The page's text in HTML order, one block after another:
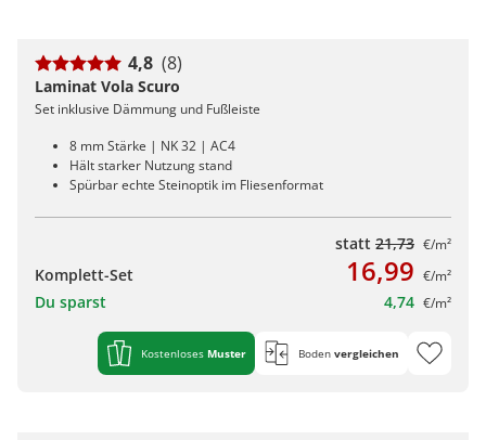
4,8 (8)
Laminat Vola Scuro
Set inklusive Dämmung und Fußleiste
8 mm Stärke | NK 32 | AC4
Hält starker Nutzung stand
Spürbar echte Steinoptik im Fliesenformat
statt 21,73 €/m²
Komplett-Set 16,99 €/m²
Du sparst 4,74 €/m²
Kostenloses Muster Boden vergleichen